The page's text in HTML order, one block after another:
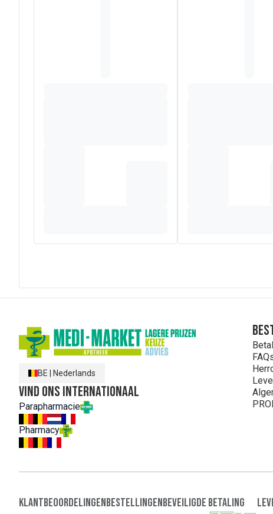
BE Nederlands
Vind ons internationaal
Parapharmacie
Pharmacy
KlantbeoordelingenBestellingenBeveiligde Betaling